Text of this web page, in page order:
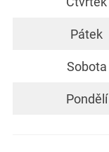
Pátek
Sobota
Pondělí